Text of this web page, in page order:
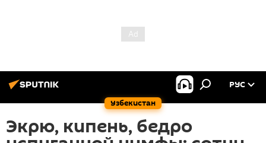
Узбекистан
РУС
Экрю, кипень, бедро